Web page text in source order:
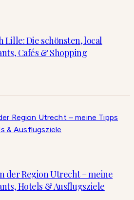
Lille: Die schönsten, local
Cafés & Shopping
der Region Utrecht – meine
Hotels & Ausflugsziele